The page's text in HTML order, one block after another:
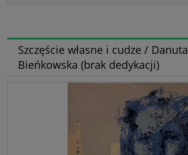
Szczęście własne i cudze / Danuta
Bieńkowska (brak dedykacji)